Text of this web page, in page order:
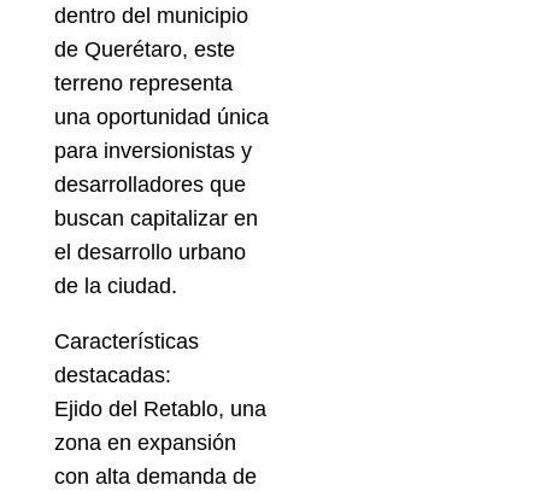
dentro del municipio
de Querétaro, este
terreno representa
una oportunidad única
para inversionistas y
desarrolladores que
buscan capitalizar en
el desarrollo urbano
de la ciudad.
Características
destacadas:
Ejido del Retablo, una
zona en expansión
con alta demanda de